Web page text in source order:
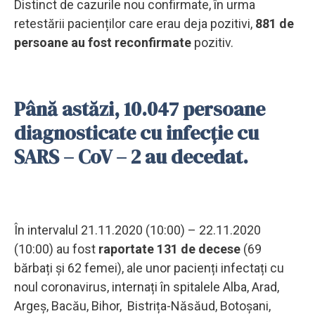
Distinct de cazurile nou confirmate, în urma
retestării pacienților care erau deja pozitivi, 881 de
persoane au fost reconfirmate pozitiv.
Până astăzi, 10.047 persoane
diagnosticate cu infecție cu
SARS – CoV – 2 au decedat.
În intervalul 21.11.2020 (10:00) – 22.11.2020
(10:00) au fost raportate 131 de decese (69
bărbați și 62 femei), ale unor pacienți infectați cu
noul coronavirus, internați în spitalele Alba, Arad,
Argeș, Bacău, Bihor, Bistrița-Năsăud, Botoșani,